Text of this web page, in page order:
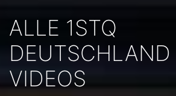
ALLE 1STQ
DEUTSCHLAND
VIDEOS